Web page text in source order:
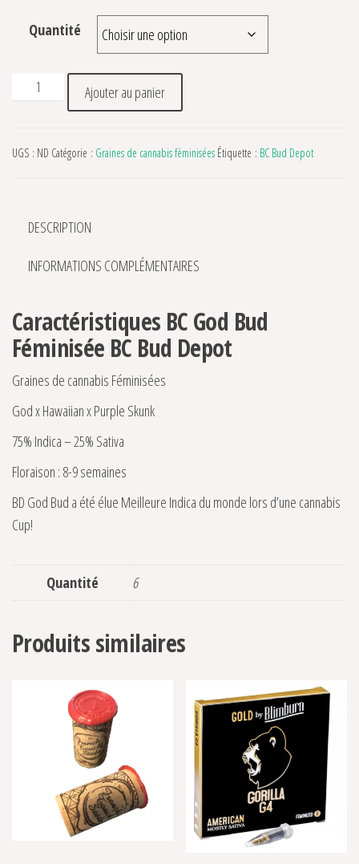
Quantité
quantité de BC God Bud Féminisée BC Bud Depot
Ajouter au panier
UGS : ND Catégorie : Graines de cannabis féminisées Étiquette : BC Bud Depot
DESCRIPTION
INFORMATIONS COMPLÉMENTAIRES
Caractéristiques BC God Bud
Féminisée BC Bud Depot
Graines de cannabis Féminisées
God x Hawaiian x Purple Skunk
75% Indica – 25% Sativa
Floraison : 8-9 semaines
BD God Bud a été élue Meilleure Indica du monde lors d’une cannabis
Cup!
Quantité 6
Produits similaires